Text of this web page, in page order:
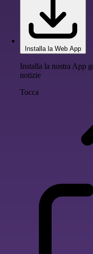
Installa la Web App
Installa la nostra App
notizie
Tocca